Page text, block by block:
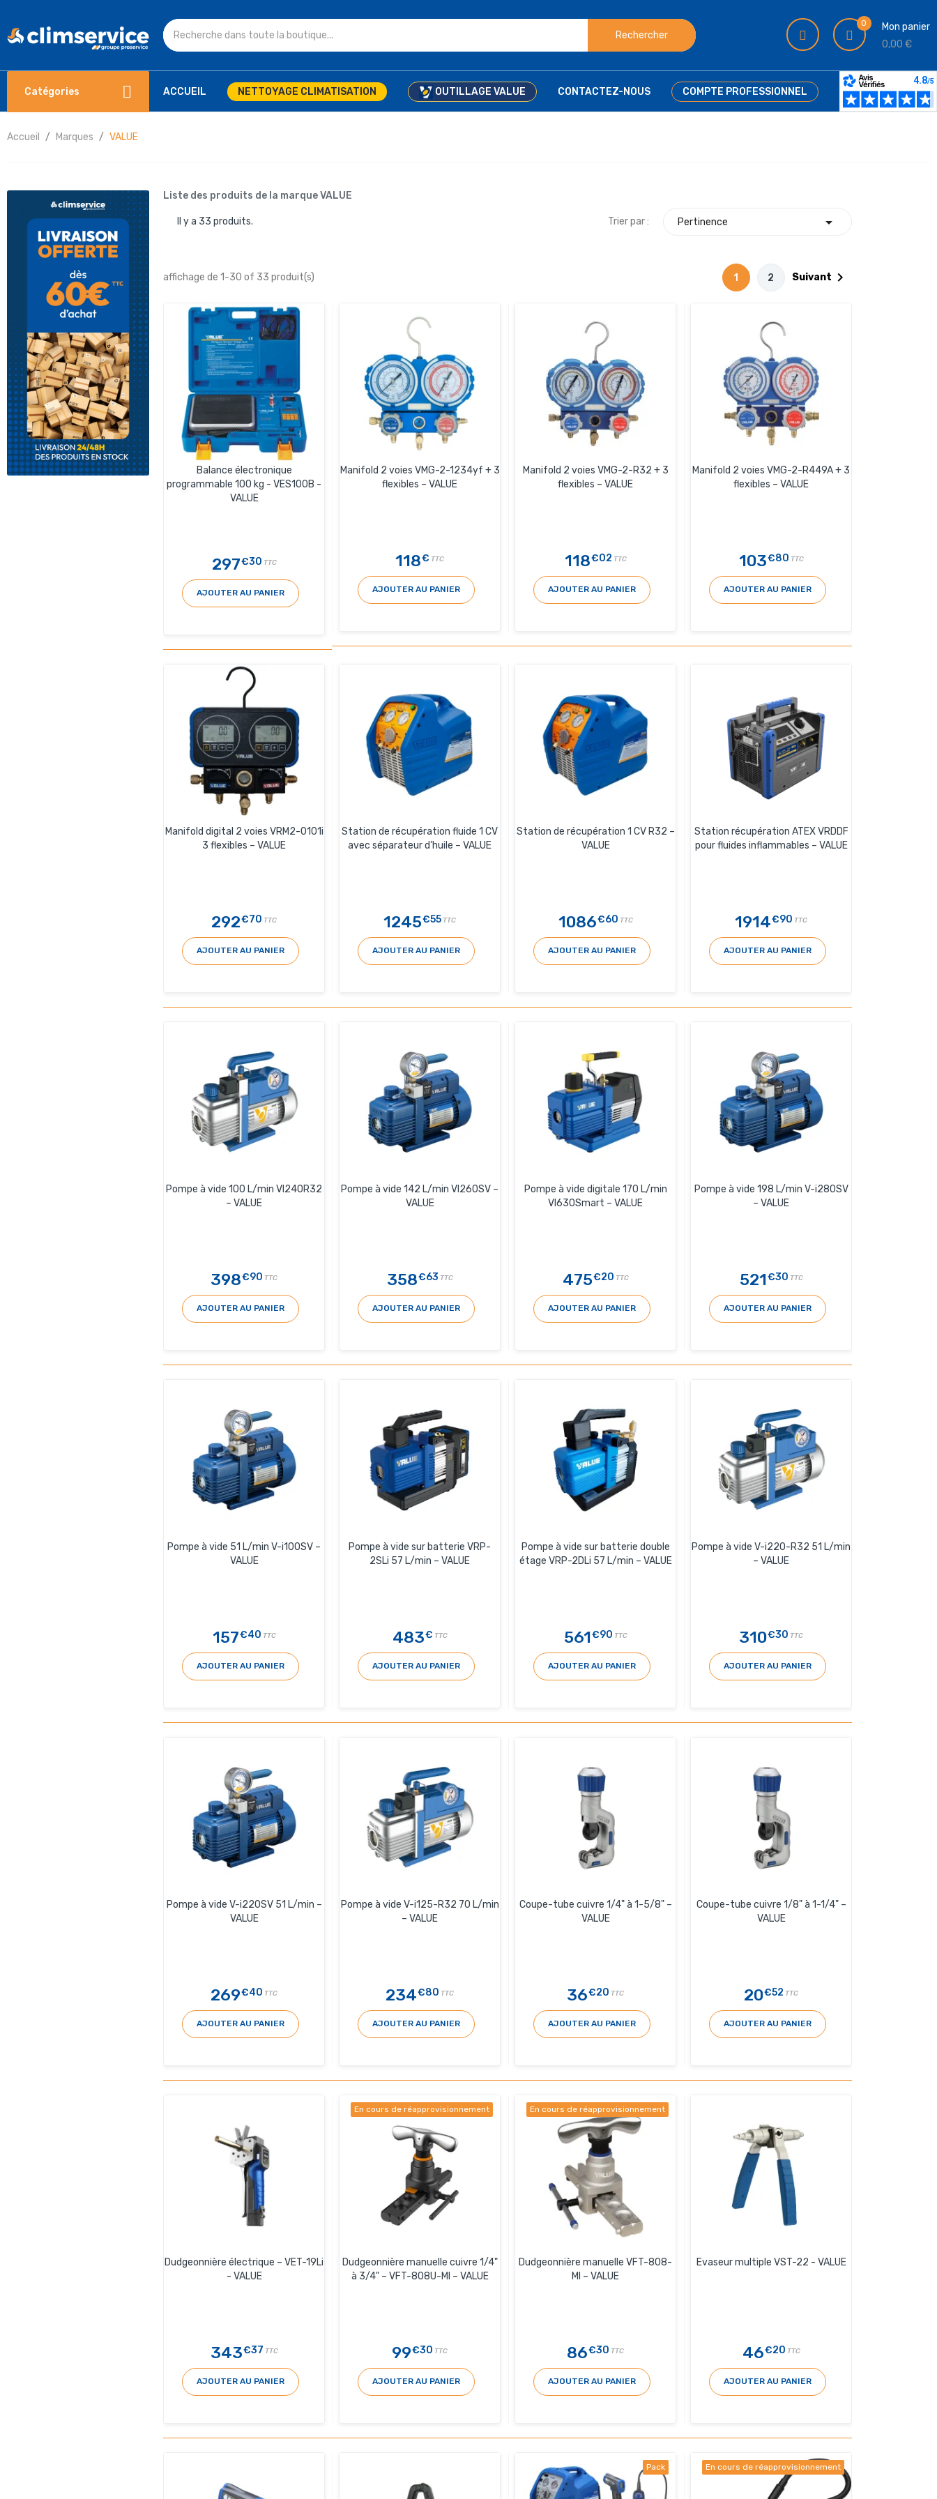
Rechercher
0
Mon panier
0,00 €
Catégories ACCUEIL NETTOYAGE CLIMATISATION OUTILLAGE VALUE CONTACTEZ-NOUS COMPTE PROFESSIONNEL
Accueil Marques VALUE
Liste des produits de la marque VALUE
Il y a 33 produits. Trier par : Pertinence 
affichage de 1-30 of 33 produit(s) 1 2 Suivant 
Balance électronique
programmable 100 kg - VES100B -
VALUE
297€30 TTC
AJOUTER AU PANIER
Manifold 2 voies VMG-2-1234yf + 3
flexibles – VALUE
118€ TTC
AJOUTER AU PANIER
Manifold 2 voies VMG-2-R32 + 3
flexibles – VALUE
118€02 TTC
AJOUTER AU PANIER
Manifold 2 voies VMG-2-R449A + 3
flexibles – VALUE
103€80 TTC
AJOUTER AU PANIER
Manifold digital 2 voies VRM2-0101i
3 flexibles – VALUE
292€70 TTC
AJOUTER AU PANIER
Station de récupération fluide 1 CV
avec séparateur d’huile – VALUE
1245€55 TTC
AJOUTER AU PANIER
Station de récupération 1 CV R32 –
VALUE
1086€60 TTC
AJOUTER AU PANIER
Station récupération ATEX VRDDF
pour fluides inflammables – VALUE
1914€90 TTC
AJOUTER AU PANIER
Pompe à vide 100 L/min VI240R32
– VALUE
398€90 TTC
AJOUTER AU PANIER
Pompe à vide 142 L/min VI260SV –
VALUE
358€63 TTC
AJOUTER AU PANIER
Pompe à vide digitale 170 L/min
VI630Smart – VALUE
475€20 TTC
AJOUTER AU PANIER
Pompe à vide 198 L/min V-i280SV
– VALUE
521€30 TTC
AJOUTER AU PANIER
Pompe à vide 51 L/min V-i100SV –
VALUE
157€40 TTC
AJOUTER AU PANIER
Pompe à vide sur batterie VRP-
2SLi 57 L/min – VALUE
483€ TTC
AJOUTER AU PANIER
Pompe à vide sur batterie double
étage VRP-2DLi 57 L/min – VALUE
561€90 TTC
AJOUTER AU PANIER
Pompe à vide V-i220-R32 51 L/min
– VALUE
310€30 TTC
AJOUTER AU PANIER
Pompe à vide V-i220SV 51 L/min –
VALUE
269€40 TTC
AJOUTER AU PANIER
Pompe à vide V-i125-R32 70 L/min
– VALUE
234€80 TTC
AJOUTER AU PANIER
Coupe-tube cuivre 1/4" à 1-5/8" –
VALUE
36€20 TTC
AJOUTER AU PANIER
Coupe-tube cuivre 1/8" à 1-1/4" –
VALUE
20€52 TTC
AJOUTER AU PANIER
Dudgeonnière électrique – VET-19Li
- VALUE
343€37 TTC
AJOUTER AU PANIER
En cours de réapprovisionnement
Dudgeonnière manuelle cuivre 1/4"
à 3/4" – VFT-808U-MI – VALUE
99€30 TTC
AJOUTER AU PANIER
En cours de réapprovisionnement
Dudgeonnière manuelle VFT-808-
MI – VALUE
86€30 TTC
AJOUTER AU PANIER
Evaseur multiple VST-22 - VALUE
46€20 TTC
AJOUTER AU PANIER
Pack En cours de réapprovisionnement